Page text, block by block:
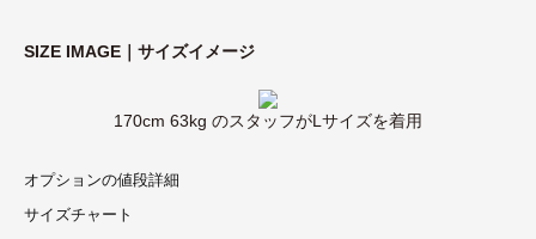
SIZE IMAGE｜サイズイメージ
170cm 63kg のスタッフがLサイズを着用
オプションの値段詳細
サイズチャート